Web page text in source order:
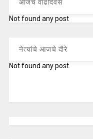
आजचे वाढदिवस
Not found any post
नेत्यांचे आजचे दौरे
Not found any post